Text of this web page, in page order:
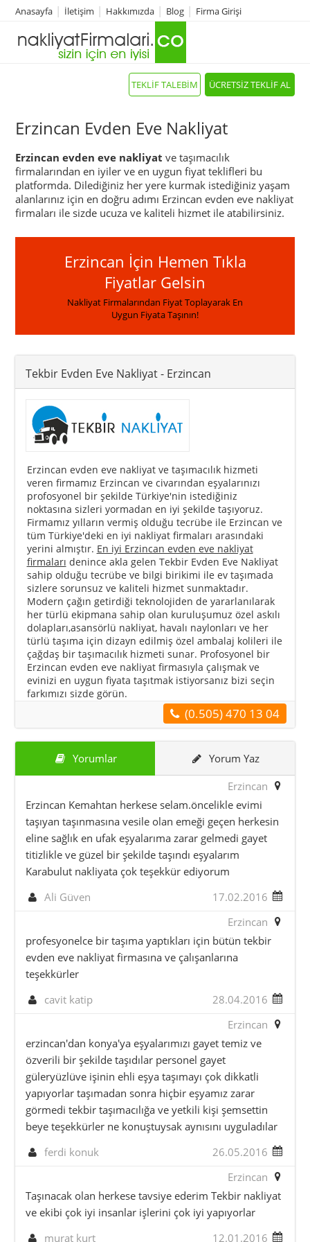
Anasayfa İletişim Hakkımızda Blog Firma Girişi
ÜCRETSİZ TEKLİF AL
TEKLİF TALEBİM
Erzincan Evden Eve Nakliyat
Erzincan evden eve nakliyat ve taşımacılık
firmalarından en iyiler ve en uygun fiyat teklifleri bu
platformda. Dilediğiniz her yere kurmak istediğiniz yaşam
alanlarınız için en doğru adımı Erzincan evden eve nakliyat
firmaları ile sizde ucuza ve kaliteli hizmet ile atabilirsiniz.
Erzincan İçin Hemen Tıkla
Fiyatlar Gelsin
Nakliyat Firmalarından Fiyat Toplayarak En
Uygun Fiyata Taşının!
Tekbir Evden Eve Nakliyat- Erzincan
Erzincan evden eve nakliyat ve taşımacılık hizmeti
veren firmamız Erzincan ve civarından eşyalarınızı
profosyonel bir şekilde Türkiye'nin istediğiniz
noktasına sizleri yormadan en iyi şekilde taşıyoruz.
Firmamız yılların vermiş olduğu tecrübe ile Erzincan ve
tüm Türkiye'deki en iyi nakliyat firmaları arasındaki
yerini almıştır. En iyi Erzincan evden eve nakliyat
firmaları denince akla gelen Tekbir Evden Eve Nakliyat
sahip olduğu tecrübe ve bilgi birikimi ile ev taşımada
sizlere sorunsuz ve kaliteli hizmet sunmaktadır.
Modern çağın getirdiği teknolojiden de yararlanılarak
her türlü ekipmana sahip olan kuruluşumuz özel askılı
dolapları,asansörlü nakliyat, havalı naylonları ve her
türlü taşıma için dizayn edilmiş özel ambalaj kolileri ile
çağdaş bir taşımacılık hizmeti sunar. Profosyonel bir
Erzincan evden eve nakliyat firmasıyla çalışmak ve
evinizi en uygun fiyata taşıtmak istiyorsanız bizi seçin
farkımızı sizde görün.
(0.505) 470 13 04
Yorumlar
Yorum Yaz
Erzincan
Erzincan Kemahtan herkese selam.öncelikle evimi
taşıyan taşınmasına vesile olan emeği geçen herkesin
eline sağlık en ufak eşyalarıma zarar gelmedi gayet
titizlikle ve güzel bir şekilde taşındı eşyalarım
Karabulut nakliyata çok teşekkür ediyorum
Ali Güven
17.02.2016
Erzincan
profesyonelce bir taşıma yaptıkları için bütün tekbir
evden eve nakliyat firmasına ve çalışanlarına
teşekkürler
cavit katip
28.04.2016
Erzincan
erzincan'dan konya'ya eşyalarımızı gayet temiz ve
özverili bir şekilde taşıdılar personel gayet
güleryüzlüve işinin ehli eşya taşımayı çok dikkatli
yapıyorlar taşımadan sonra hiçbir eşyamız zarar
görmedi tekbir taşımacılığa ve yetkili kişi şemsettin
beye teşekkürler ne konuştuysak aynısını uyguladılar
ferdi konuk
26.05.2016
Erzincan
Taşınacak olan herkese tavsiye ederim Tekbir nakliyat
ve ekibi çok iyi insanlar işlerini çok iyi yapıyorlar
murat kurt
12.01.2016